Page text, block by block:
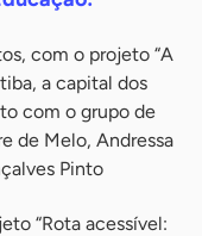
com o projeto “A
a capital dos
com o grupo de
de Melo, Andressa
Pinto
“Rota acessível: